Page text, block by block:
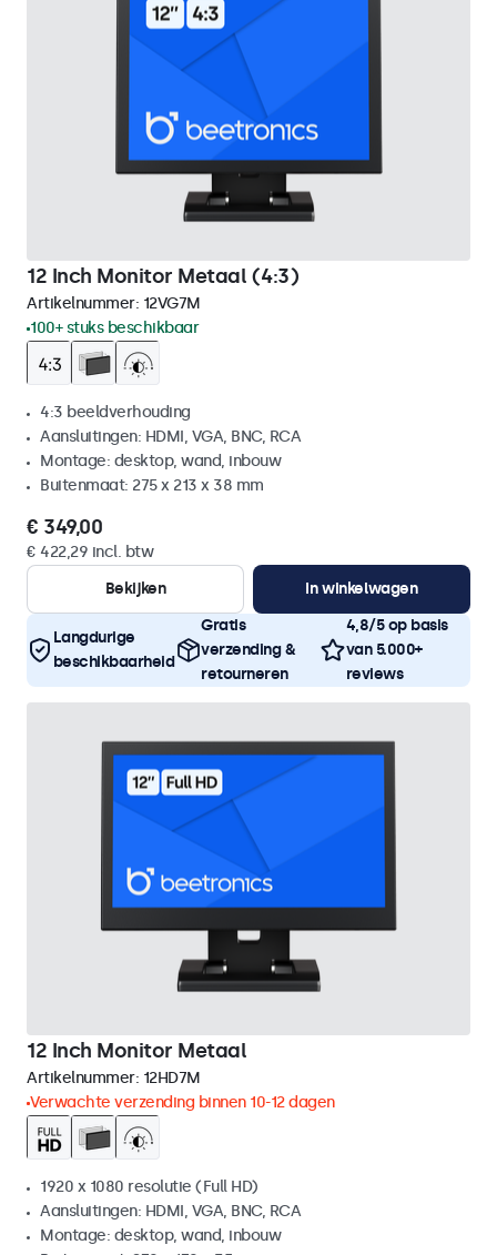
12 Inch Monitor Metaal (4:3)
Artikelnummer: 12VG7M
100+ stuks beschikbaar
4:3 beeldverhouding
Aansluitingen: HDMI, VGA, BNC, RCA
Montage: desktop, wand, inbouw
Buitenmaat: 275 x 213 x 38 mm
€ 349,00
€ 422,29 incl. btw
Bekijken
In winkelwagen
Langdurige
beschikbaarheid
Gratis
verzending &
retourneren
4,8/5 op basis
van 5.000+
reviews
12 Inch Monitor Metaal
Artikelnummer: 12HD7M
Verwachte verzending binnen 10-12 dagen
1920 x 1080 resolutie (Full HD)
Aansluitingen: HDMI, VGA, BNC, RCA
Montage: desktop, wand, inbouw